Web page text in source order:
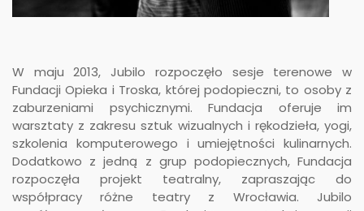
W maju 2013, Jubilo rozpoczęło sesje terenowe w
Fundacji Opieka i Troska, której podopieczni, to osoby z
zaburzeniami psychicznymi. Fundacja oferuje im
warsztaty z zakresu sztuk wizualnych i rękodzieła, yogi,
szkolenia komputerowego i umiejętności kulinarnych.
Dodatkowo z jedną z grup podopiecznych, Fundacja
rozpoczęła projekt teatralny, zapraszając do
współpracy różne teatry z Wrocławia. Jubilo